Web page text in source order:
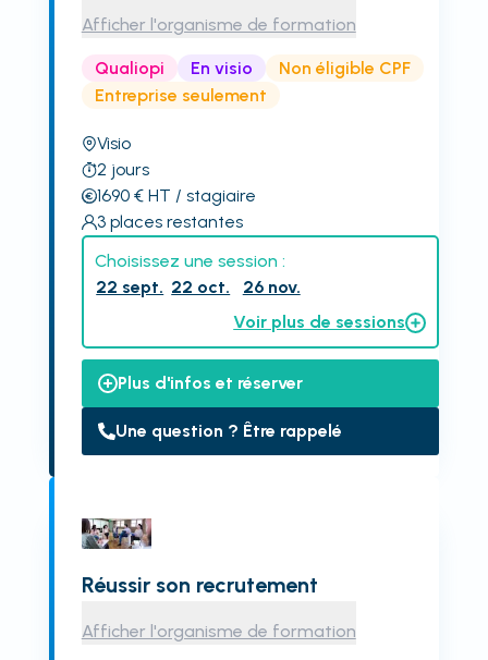
Afficher l'organisme de formation
Qualiopi En visio
Non éligible CPF
Entreprise seulement
Visio
2 jours
1690€ HT / stagiaire
3 places restantes
Choisissez une session :
22 sept. 22 oct.
26 nov.
Voir plus de sessions
Plus d'infos et réserver
Une question ? Être rappelé
Réussir son recrutement
Afficher l'organisme de formation